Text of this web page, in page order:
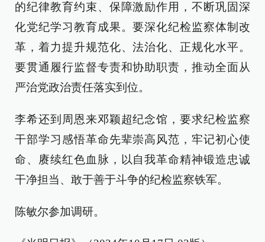
的纪律教育约束、保障激励作用，不断巩固深
化党纪学习教育成果。要深化纪检监察体制改
革，着力提升规范化、法治化、正规化水平。
要贯通履行监督专责和协助职责，推动全面从
严治党政治责任落实到位。
李希还到周恩来邓颖超纪念馆，要求纪检监察
干部学习感悟革命先辈崇高风范，牢记初心使
命、赓续红色血脉，以自我革命精神锻造忠诚
干净担当、敢于善于斗争的纪检监察铁军。
陈敏尔参加调研。